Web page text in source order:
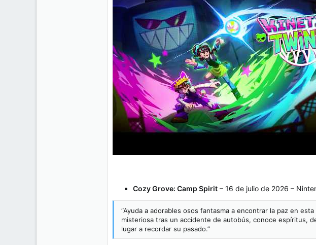
Cozy Grove: Camp Spirit – 16 de julio de 2026 –
“Ayuda a adorables osos fantasma a encontrar la paz en
misteriosa tras un accidente de autobús, conoce espíritus,
lugar a recordar su pasado.”